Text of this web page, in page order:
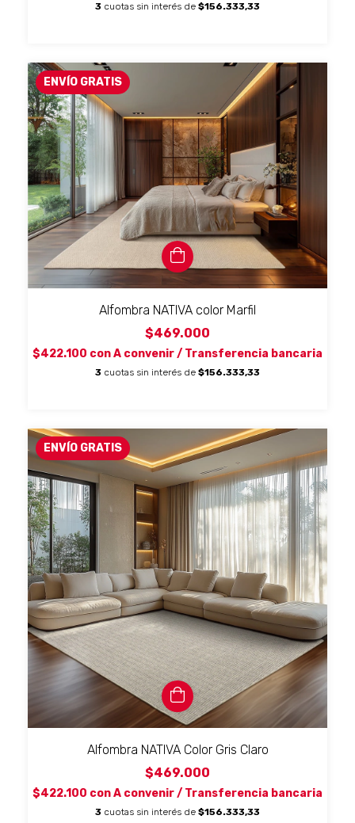
3 cuotas sin interés de $156.333,33
ENVÍO GRATIS
Alfombra NATIVA color Marfil
$469.000
$422.100 conA convenir / Transferencia bancaria
3 cuotas sin interés de $156.333,33
ENVÍO GRATIS
Alfombra NATIVA Color Gris Claro
$469.000
$422.100 conA convenir / Transferencia bancaria
3 cuotas sin interés de $156.333,33